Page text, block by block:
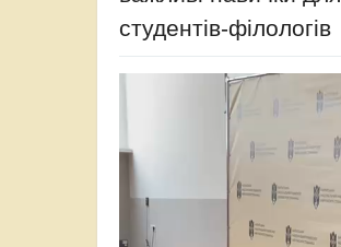
студентів-філологів
Відеопрогравач